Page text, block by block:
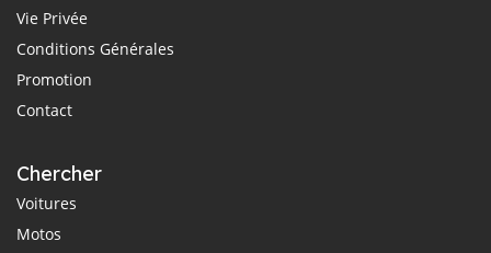
Vie Privée
Conditions Générales
Promotion
Contact
Chercher
Voitures
Motos